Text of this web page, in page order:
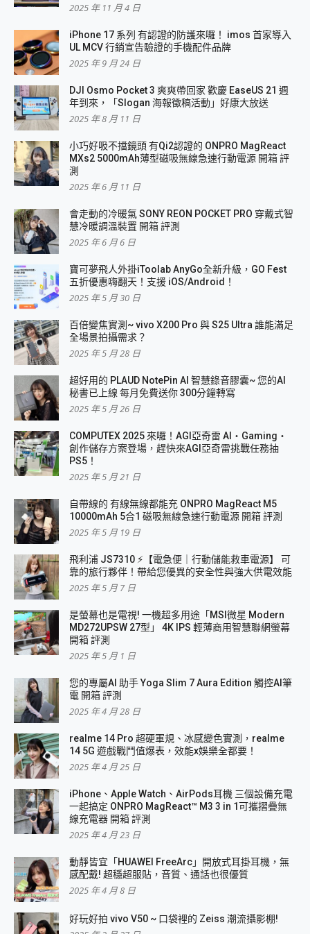
2025 年 11 月 4 日
iPhone 17 系列 有認證的防護來囉！ imos 首家導入
UL MCV 行銷宣告驗證的手機配件品牌
2025 年 9 月 24 日
DJI Osmo Pocket 3 爽爽帶回家 歡慶 EaseUS 21 週
年到來，「Slogan 海報徵稿活動」好康大放送
2025 年 8 月 11 日
小巧好吸不擋鏡頭 有Qi2認證的 ONPRO MagReact
MXs2 5000mAh薄型磁吸無線急速行動電源 開箱 評
測
2025 年 6 月 11 日
會走動的冷暖氣 SONY REON POCKET PRO 穿戴式智
慧冷暖調溫裝置 開箱 評測
2025 年 6 月 6 日
寶可夢飛人外掛iToolab AnyGo全新升級，GO Fest
五折優惠嗨翻天！支援 iOS/Android！
2025 年 5 月 30 日
百倍變焦實測~ vivo X200 Pro 與 S25 Ultra 誰能滿足
全場景拍攝需求？
2025 年 5 月 28 日
超好用的 PLAUD NotePin AI 智慧錄音膠囊~ 您的AI
秘書已上線 每月免費送你 300分鐘轉寫
2025 年 5 月 26 日
COMPUTEX 2025 來囉！AGI亞奇雷 AI・Gaming・
創作儲存方案登場，趕快來AGI亞奇雷挑戰任務抽
PS5！
2025 年 5 月 21 日
自帶線的 有線無線都能充 ONPRO MagReact M5
10000mAh 5合1 磁吸無線急速行動電源 開箱 評測
2025 年 5 月 19 日
飛利浦 JS7310 ⚡【電急便｜行動儲能救車電源】 可
靠的旅行夥伴！帶給您優異的安全性與強大供電效能
2025 年 5 月 7 日
是螢幕也是電視! 一機超多用途「MSI微星 Modern
MD272UPSW 27型」 4K IPS 輕薄商用智慧聯網螢幕
開箱 評測
2025 年 5 月 1 日
您的專屬AI 助手 Yoga Slim 7 Aura Edition 觸控AI筆
電 開箱 評測
2025 年 4 月 28 日
realme 14 Pro 超硬軍規、冰感變色實測，realme
14 5G 遊戲戰鬥值爆表，效能x娛樂全都要！
2025 年 4 月 25 日
iPhone、Apple Watch、AirPods耳機 三個設備充電
一起搞定 ONPRO MagReact™ M3 3 in 1可攜摺疊無
線充電器 開箱 評測
2025 年 4 月 23 日
動靜皆宜「HUAWEI FreeArc」開放式耳掛耳機，無
感配戴! 超穩超服貼，音質、通話也很優質
2025 年 4 月 8 日
好玩好拍 vivo V50 ~ 口袋裡的 Zeiss 潮流攝影棚!